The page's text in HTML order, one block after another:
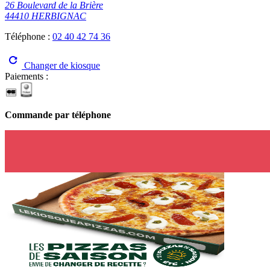
26 Boulevard de la Brière
44410 HERBIGNAC
Téléphone : 02 40 42 74 36
Changer de kiosque
Paiements :
Commande par téléphone